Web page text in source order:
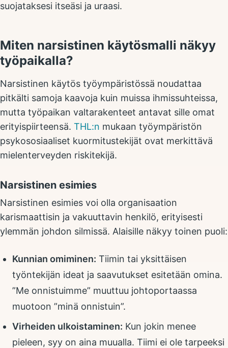
suojataksesi itseäsi ja uraasi.
Miten narsistinen käytösmalli näkyy
työpaikalla?
Narsistinen käytös työympäristössä noudattaa
pitkälti samoja kaavoja kuin muissa ihmissuhteissa,
mutta työpaikan valtarakenteet antavat sille omat
erityispiirteensä. THL:n mukaan työympäristön
psykososiaaliset kuormitustekijät ovat merkittävä
mielenterveyden riskitekijä.
Narsistinen esimies
Narsistinen esimies voi olla organisaation
karismaattisin ja vakuuttavin henkilö, erityisesti
ylemmän johdon silmissä. Alaisille näkyy toinen puoli:
Kunnian omiminen: Tiimin tai yksittäisen
työntekijän ideat ja saavutukset esitetään omina.
”Me onnistuimme” muuttuu johtoportaassa
muotoon ”minä onnistuin”.
Virheiden ulkoistaminen: Kun jokin menee
pieleen, syy on aina muualla. Tiimi ei ole tarpeeksi